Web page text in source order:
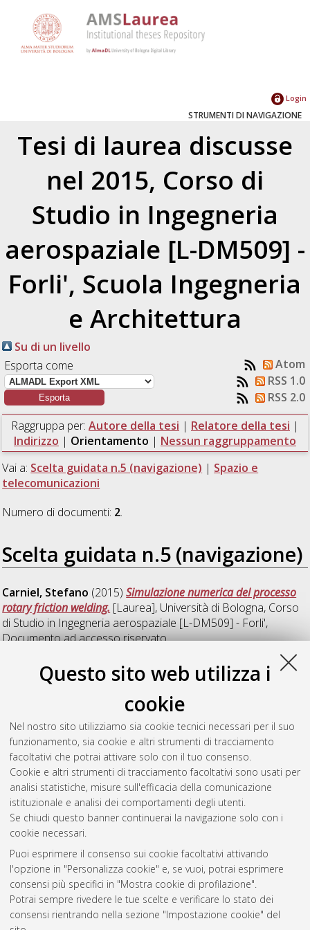
Questo sito web utilizza i
cookie
Nel nostro sito utilizziamo sia cookie tecnici necessari per il suo
funzionamento, sia cookie e altri strumenti di tracciamento
facoltativi che potrai attivare solo con il tuo consenso.
Cookie e altri strumenti di tracciamento facoltativi sono usati per
analisi statistiche, misure sull'efficacia della comunicazione
istituzionale e analisi dei comportamenti degli utenti.
Se chiudi questo banner continuerai la navigazione solo con i
cookie necessari.
Puoi esprimere il consenso sui cookie facoltativi attivando
l'opzione in "Personalizza cookie" e, se vuoi, potrai esprimere
consensi più specifici in "Mostra cookie di profilazione".
Potrai sempre rivedere le tue scelte e verificare lo stato dei
consensi rientrando nella sezione "Impostazione cookie" del
Login
STRUMENTI DI NAVIGAZIONE
Tesi di laurea discusse
nel 2015, Corso di
Studio in Ingegneria
aerospaziale [L-DM509] -
Forli', Scuola Ingegneria
e Architettura
Su di un livello
Esporta come
Atom
RSS 1.0
RSS 2.0
Raggruppa per: Autore della tesi | Relatore della tesi |
Indirizzo | Orientamento | Nessun raggruppamento
Vai a: Scelta guidata n.5 (navigazione) | Spazio e
telecomunicazioni
Numero di documenti: 2.
Scelta guidata n.5 (navigazione)
Carniel, Stefano (2015)Simulazione numerica del processo
rotary friction welding. [Laurea], Università di Bologna, Corso
di Studio in Ingegneria aerospaziale [L-DM509] - Forli',
Documento ad accesso riservato.
Spazio e telecomunicazioni
idraulica a flusso libero.[Laurea], Università di Bologna, Corso
di Studio inIngegneria aerospaziale [L-DM509] - Forli',
Documento ad accesso riservato.
Questa lista e' stata generata ilSat Aug 8 20:39:24 2026
CEST
Atom
Rss 1.0
Rss 2.0